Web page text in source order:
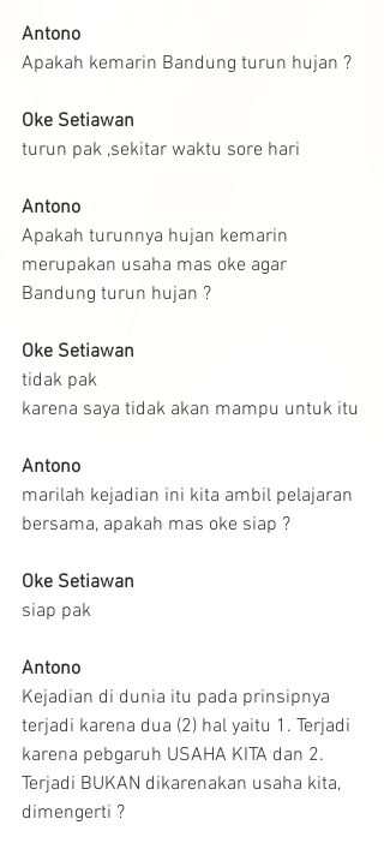
Antono
Apakah kemarin Bandung turun hujan ?
Oke Setiawan
turun pak ,sekitar waktu sore hari
Antono
Apakah turunnya hujan kemarin
merupakan usaha mas oke agar
Bandung turun hujan ?
Oke Setiawan
tidak pak
karena saya tidak akan mampu untuk itu
Antono
marilah kejadian ini kita ambil pelajaran
bersama, apakah mas oke siap ?
Oke Setiawan
siap pak
Antono
Kejadian di dunia itu pada prinsipnya
terjadi karena dua (2) hal yaitu 1. Terjadi
karena pebgaruh USAHA KITA dan 2.
Terjadi BUKAN dikarenakan usaha kita,
dimengerti ?